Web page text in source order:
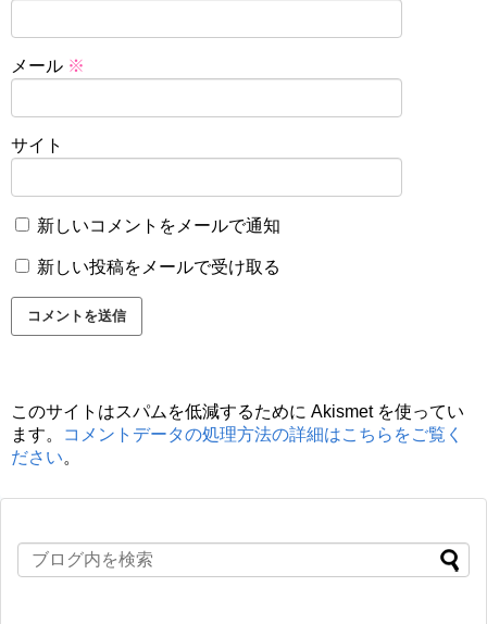
メール ※
サイト
新しいコメントをメールで通知
新しい投稿をメールで受け取る
このサイトはスパムを低減するために Akismet を使ってい
ます。
コメントデータの処理方法の詳細はこちらをご覧く
ださい。